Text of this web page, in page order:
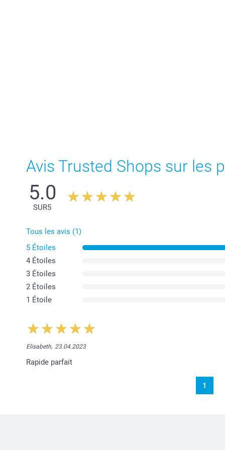
Avis Trusted Shops sur les
5.0
SUR5
Tous les avis (1)
5 Étoiles
4 Étoiles
3 Étoiles
2 Étoiles
1 Étoile
Elisabeth, 23.04.2023
Rapide parfait
1